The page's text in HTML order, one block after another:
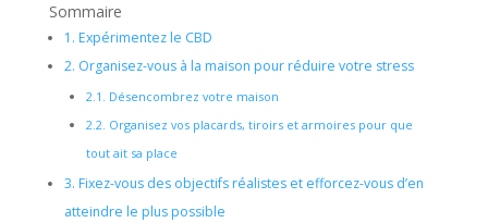
Sommaire
1. Expérimentez le CBD
2. Organisez-vous à la maison pour réduire votre stress
2.1. Désencombrez votre maison
2.2. Organisez vos placards, tiroirs et armoires pour que
tout ait sa place
3. Fixez-vous des objectifs réalistes et efforcez-vous d’en
atteindre le plus possible